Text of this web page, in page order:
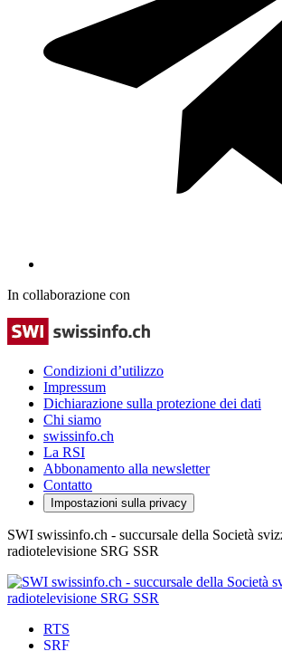
In collaborazione con
Condizioni d’utilizzo
Impressum
Dichiarazione sulla protezione dei dati
Chi siamo
swissinfo.ch
La RSI
Abbonamento alla newsletter
Contatto
Impostazioni sulla privacy
SWI swissinfo.ch - succursale della Società
radiotelevisione SRG SSR
RTS
SRF